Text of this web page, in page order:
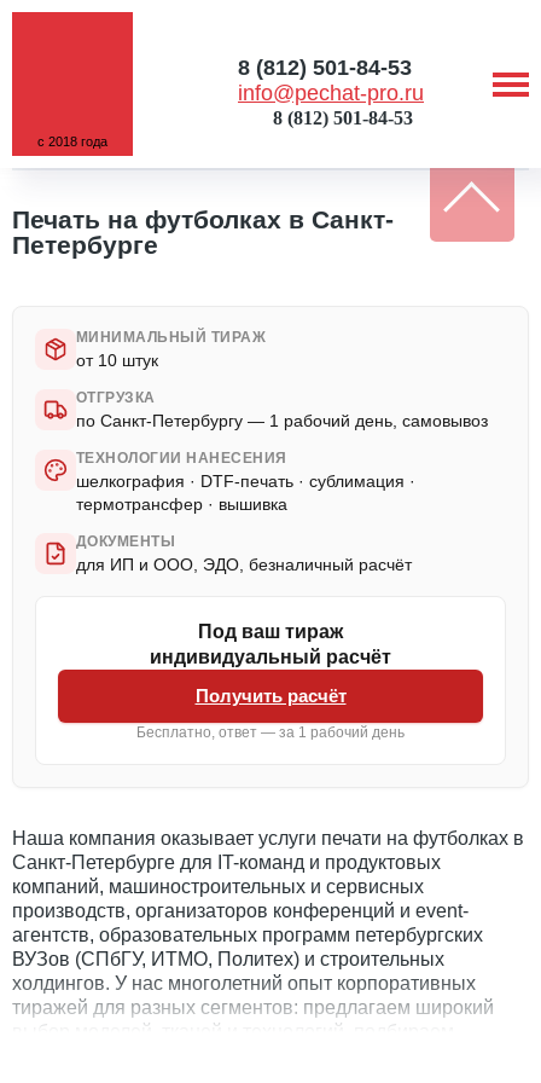
с 2018 года
info@pechat-pro.ru
8 (812) 501-84-53
8 (812) 501-84-53
ГЛАВНАЯ/
Печать на футболках в Санкт-
Петербурге
МИНИМАЛЬНЫЙ ТИРАЖ
от 10 штук
ОТГРУЗКА
по Санкт-Петербургу — 1 рабочий день, самовывоз
ТЕХНОЛОГИИ НАНЕСЕНИЯ
шелкография · DTF-печать · сублимация ·
термотрансфер · вышивка
ДОКУМЕНТЫ
для ИП и ООО, ЭДО, безналичный расчёт
Под ваш тираж
индивидуальный расчёт
Получить расчёт
Бесплатно, ответ — за 1 рабочий день
Наша компания оказывает услуги печати на футболках в
Санкт-Петербурге для IT-команд и продуктовых
компаний, машиностроительных и сервисных
производств, организаторов конференций и event-
агентств, образовательных программ петербургских
ВУЗов (СПбГУ, ИТМО, Политех) и строительных
холдингов. У нас многолетний опыт корпоративных
тиражей для разных сегментов: предлагаем широкий
выбор моделей, тканей и технологий, подбираем